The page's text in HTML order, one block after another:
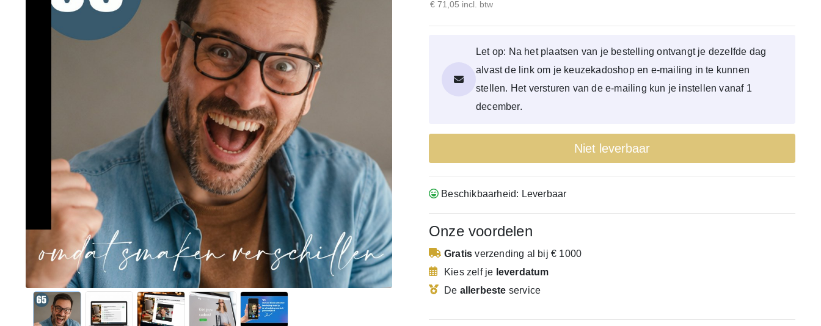
€ 71,05 incl. btw
Let op: Na het plaatsen van je bestelling ontvangt je dezelfde dag
alvast de link om je keuzekadoshop en e-mailing in te kunnen
stellen. Het versturen van de e-mailing kun je instellen vanaf 1
december.
Niet leverbaar
Beschikbaarheid: Leverbaar
Onze voordelen
Gratis verzending al bij € 1000
Kies zelf je leverdatum
De allerbeste service